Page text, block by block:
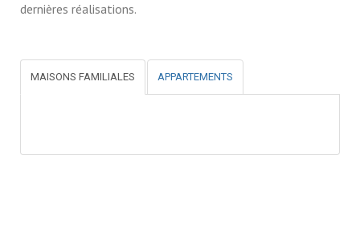
dernières réalisations.
MAISONS FAMILIALES APPARTEMENTS